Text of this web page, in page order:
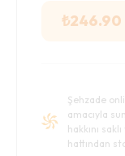
₺246.90
Şehzade
amacıyla
hakkını
hattından